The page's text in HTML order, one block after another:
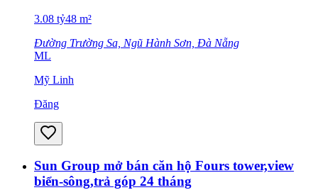
3.08 tỷ48 m²
Đường Trường Sa, Ngũ Hành Sơn, Đà Nẵng
ML
Mỹ Linh
Đăng
Sun Group mở bán căn hộ Fours tower,view
biển-sông,trả góp 24 tháng